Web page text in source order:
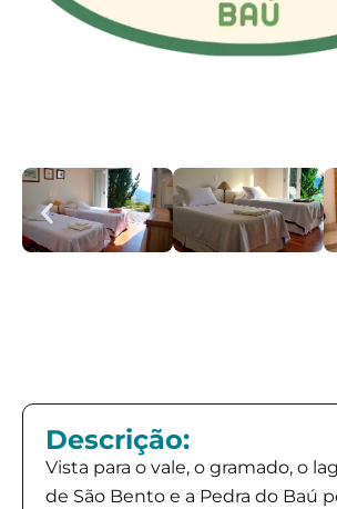
Descrição:
Vista para o vale, o gramado, o
de São Bento e a Pedra do Baú